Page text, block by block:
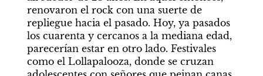
renovaron el rock con una suerte de
repliegue hacia el pasado. Hoy, ya pasados
los cuarenta y cercanos a la mediana edad,
parecerían estar en otro lado. Festivales
como el Lollapalooza, donde se cruzan